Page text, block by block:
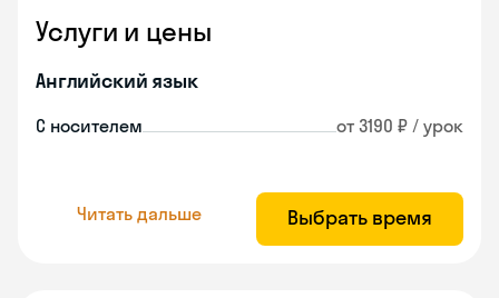
Услуги и цены
Английский язык
С носителем от 3190 ₽ / урок
Читать дальше Выбрать время